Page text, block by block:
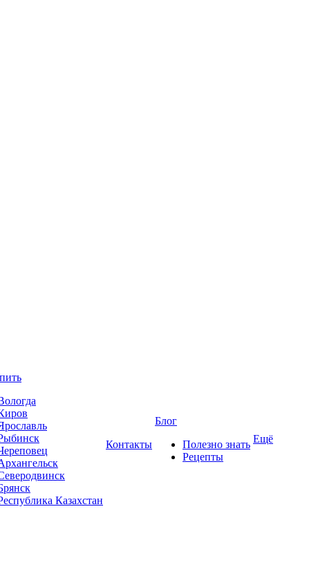
Казахстан
Контакты
Блог
Полезно знать
Рецепты
Ещё